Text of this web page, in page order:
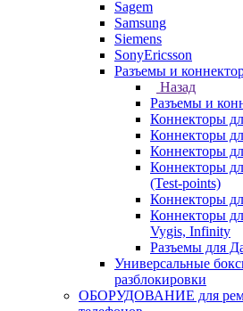
Sagem
Samsung
Siemens
SonyEricsson
Разъемы и
Назад
Разъемы и
Коннекторы
Коннекторы
Коннекторы
Коннекторы
(Test-points)
Коннекторы
Коннекторы
Vygis, Infinity
Разъемы для
Универсальные
разблокировки
ОБОРУДОВАНИЕ для